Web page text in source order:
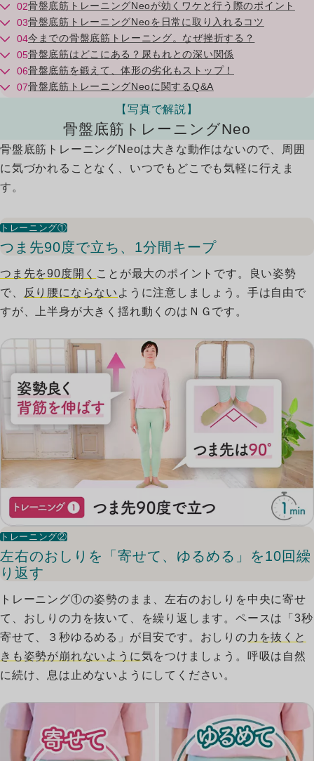
02骨盤底筋トレーニングNeoが効くワケと行う際のポイント
03骨盤底筋トレーニングNeoを日常に取り入れるコツ
04今までの骨盤底筋トレーニング。なぜ挫折する？
05骨盤底筋はどこにある？尿もれとの深い関係
06骨盤底筋を鍛えて、体形の劣化もストップ！
07骨盤底筋トレーニングNeoに関するQ&A
01
【写真で解説】
骨盤底筋トレーニングNeo
骨盤底筋トレーニングNeoは大きな動作はないので、周囲
に気づかれることなく、いつでもどこでも気軽に行えま
す。
トレーニング①
つま先90度で立ち、1分間キープ
つま先を90度開く ことが最大のポイントです。良い姿勢
で、
反り腰にならない ように注意しましょう。手は自由で
すが、上半身が大きく揺れ動くのはＮＧです。
トレーニング②
左右のおしりを「寄せて、ゆるめる」を10回繰
り返す
トレーニング①の姿勢のまま、左右のおしりを中央に寄せ
て、おしりの力を抜いて、を繰り返します。ペースは「3秒
寄せて、３秒ゆるめる」が目安です。おしりの力を抜くと
きも姿勢が崩れないように気をつけましょう。呼吸は自然
に続け、息は止めないようにしてください。